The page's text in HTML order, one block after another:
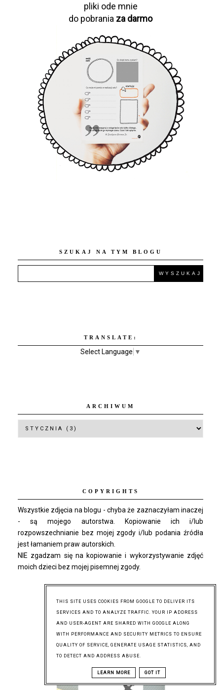
pliki ode mnie
do pobrania za darmo
SZUKAJ NA TYM BLOGU
TRANSLATE:
Select Language ▼
ARCHIWUM
COPYRIGHTS
Wszystkie zdjęcia na blogu - chyba że zaznaczyłam inaczej
- są mojego autorstwa. Kopiowanie ich i/lub
rozpowszechnianie bez mojej zgody i/lub podania źródła
jest łamaniem praw autorskich.
NIE zgadzam się na kopiowanie i wykorzystywanie zdjęć
moich dzieci bez mojej pisemnej zgody.
THIS SITE USES COOKIES FROM GOOGLE TO DELIVER ITS
SERVICES AND TO ANALYZE TRAFFIC. YOUR IP ADDRESS
AND USER-AGENT ARE SHARED WITH GOOGLE ALONG
WITH PERFORMANCE AND SECURITY METRICS TO ENSURE
QUALITY OF SERVICE, GENERATE USAGE STATISTICS, AND
TO DETECT AND ADDRESS ABUSE.
LEARN MORE GOT IT